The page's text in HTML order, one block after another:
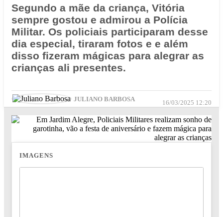
Segundo a mãe da criança, Vitória
sempre gostou e admirou a Polícia
Militar. Os policiais participaram desse
dia especial, tiraram fotos e e além
disso fizeram mágicas para alegrar as
crianças ali presentes.
JULIANO BARBOSA 16/03/2025 12:20
IMAGENS